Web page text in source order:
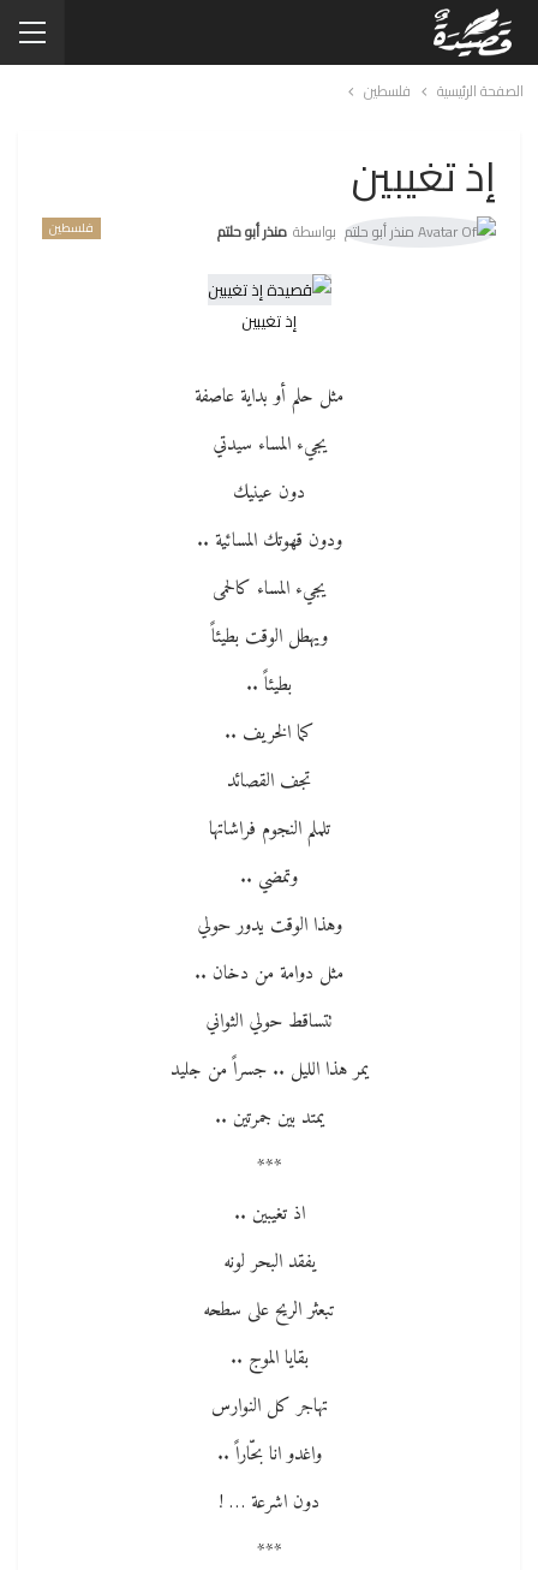
الصفحة الرئيسية فلسطين
إذ تغيبين
فلسطين بواسطة منذر أبو حلتم
إذ تغيبين
مثل حلم أو بداية عاصفة
يجيء المساء سيدتي
دون عينيك
ودون قهوتك المسائية ..
يجيء المساء كالحمى
ويهطل الوقت بطيئاً
بطيئاً ..
كما الخريف ..
تجف القصائد
تلملم النجوم فراشاتها
وتمضي ..
وهذا الوقت يدور حولي
مثل دوامة من دخان ..
تتساقط حولي الثواني
يمر هذا الليل .. جسراً من جليد
يمتد بين جمرتين ..
***
اذ تغيبين ..
يفقد البحر لونه
تبعثر الريح على سطحه
بقايا الموج ..
تهاجر كل النوارس
واغدو انا بحّاراً ..
دون اشرعة … !
***